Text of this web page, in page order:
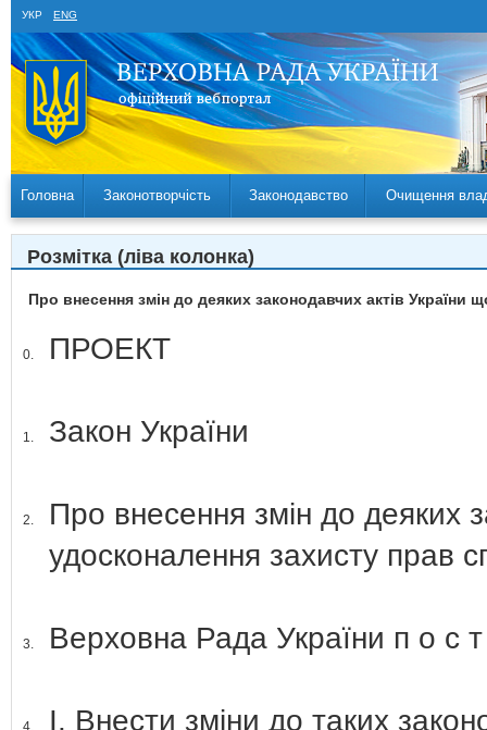
УКР ENG
Головна Законотворчість Законодавство Очищення
Розмітка (ліва колонка)
Про внесення змін до деяких законодавчих актів
0. ПРОЕКТ
1. Закон України
2.
Про внесення змін до деяких
удосконалення захисту прав
3. Верховна Рада України п о с
4. І. Внести зміни до таких